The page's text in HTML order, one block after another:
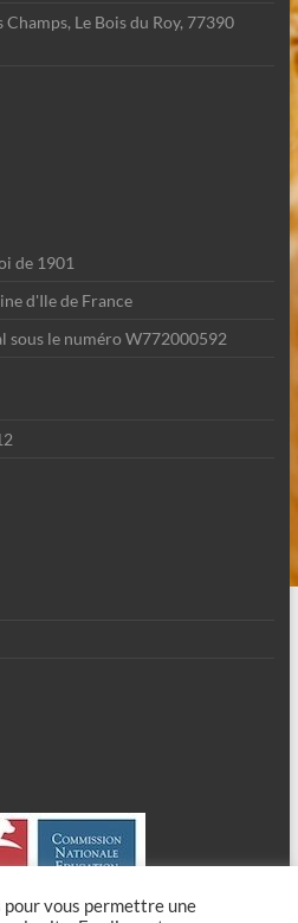
Le Bois du Roy, 77390
de 1901
d'Ile de France
sous le numéro W772000592
pour vous permettre une